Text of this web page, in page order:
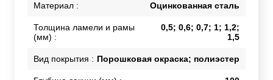
Материал : Оцинкованная сталь
Толщина ламели и рамы
(мм) :
0,5; 0,6; 0,7; 1; 1,2;
1,5
Вид покрытия : Порошковая окраска; полиэстер